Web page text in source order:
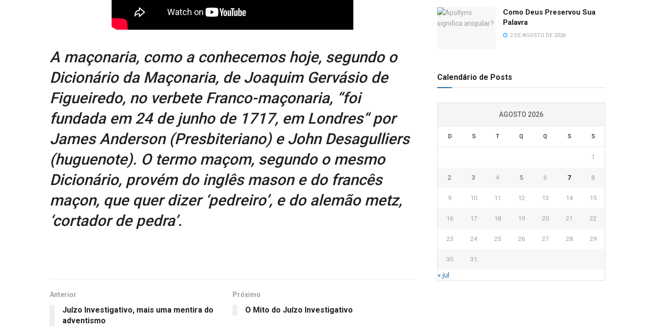
A maçonaria, como a conhecemos hoje, segundo o
Dicionário da Maçonaria, de Joaquim Gervásio de
Figueiredo, no verbete Franco-maçonaria, “foi
fundada em 24 de junho de 1717, em Londres“ por
James Anderson (Presbiteriano) e John Desagulliers
(huguenote). O termo maçom, segundo o mesmo
Dicionário, provém do inglês mason e do francês
maçon, que quer dizer ‘pedreiro’, e do alemão metz,
‘cortador de pedra’.
Anterior
Juízo Investigativo, mais uma mentira do
adventismo
Próximo
O Mito do Juízo Investigativo
Como Deus Preservou Sua
Palavra
2 DE AGOSTO DE 2026
Calendário de Posts
AGOSTO 2026
D S T Q Q S S
1
2 3 4 5 6 7 8
9 10 11 12 13 14 15
16 17 18 19 20 21 22
23 24 25 26 27 28 29
30 31
« jul